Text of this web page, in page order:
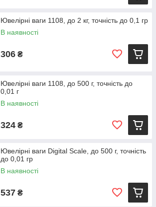
Ювелірні ваги 1108, до 2 кг, точність до 0,1 гр
В наявності
306 ₴
Ювелірні ваги 1108, до 500 г, точність до
0,01 г
В наявності
324 ₴
Ювелірні ваги Digital Scale, до 500 г, точність
до 0,01 гр
В наявності
537 ₴